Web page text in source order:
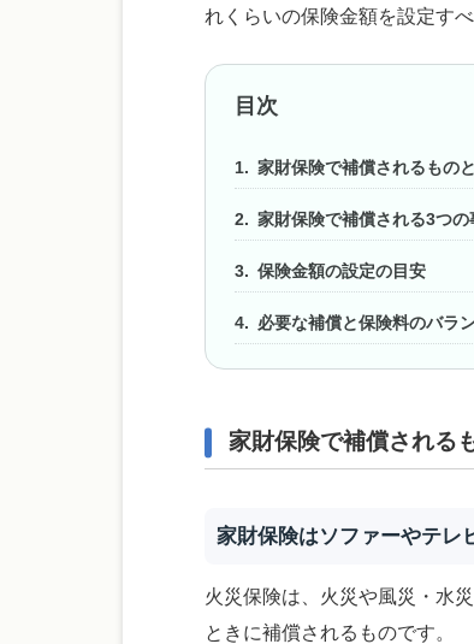
れくらいの保険金額を設定す
目次
家財保険で補償されるもの
家財保険で補償される3つの
保険金額の設定の目安
必要な補償と保険料のバラ
家財保険で補償される
家財保険はソファーやテレ
火災保険は、火災や風災・水
ときに補償されるものです。